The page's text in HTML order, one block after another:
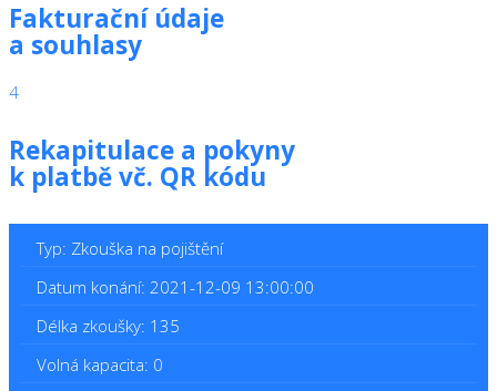
Fakturační údaje
a souhlasy
4
Rekapitulace a pokyny
k platbě vč. QR kódu
Typ: Zkouška na pojištění
Datum konání: 2021-12-09 13:00:00
Délka zkoušky: 135
Volná kapacita: 0